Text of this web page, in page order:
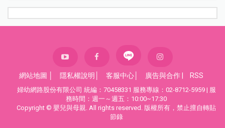
網站地圖 隱私權說明 客服中心 廣告與合作 RSS
婦幼網路股份有限公司 統編：70458331 服務專線：02-8712-5959 | 服
務時間：週一～週五：10:00~17:30
Copyright © 嬰兒與母親. All rights reserved. 版權所有，禁止擅自轉貼
節錄